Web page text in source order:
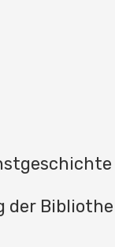
der